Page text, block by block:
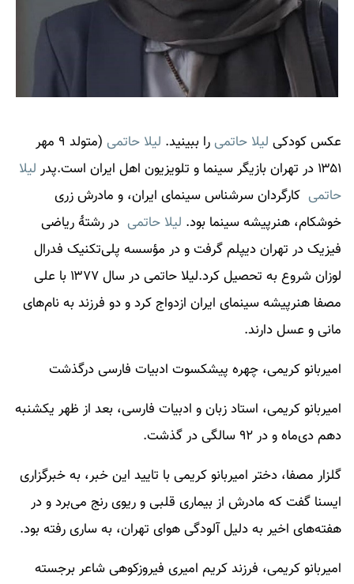
عکس کودکی لیلا حاتمیرا ببینید. لیلا حاتمی
(متولد ۹ مهر
۱۳۵۱ در تهران بازیگر سینما و تلویزیون اهل ایران است.پدر
لیلا
حاتمی کارگردان سرشناس سینمای ایران، و مادرش زری
خوشکام، هنرپیشه سینما بود. لیلا حاتمی در رشتهٔ ریاضی
فیزیک در تهران دیپلم گرفت و در مؤسسه پلی‌تکنیک فدرال
لوزان شروع به تحصیل کرد.لیلا حاتمی
در سال ۱۳۷۷ با علی
مصفا هنرپیشه سینمای ایران ازدواج کرد و دو فرزند به نام‌های
مانی و عسل دارند.
امیربانو کریمی، چهره پیشکسوت ادبیات فارسی درگذشت
امیربانو کریمی، استاد زبان و ادبیات فارسی، بعد از ظهر یکشنبه
دهم دی‌ماه و در ۹۲ سالگی در گذشت.
گلزار مصفا، دختر امیربانو کریمی با تایید این خبر، به خبرگزاری
ایسنا گفت که مادرش از بیماری قلبی و ریوی رنج می‌برد و در
هفته‌های اخیر به دلیل آلودگی هوای تهران، به ساری رفته بود.
امیربانو کریمی، فرزند کریم امیری فیروزکوهی شاعر برجسته